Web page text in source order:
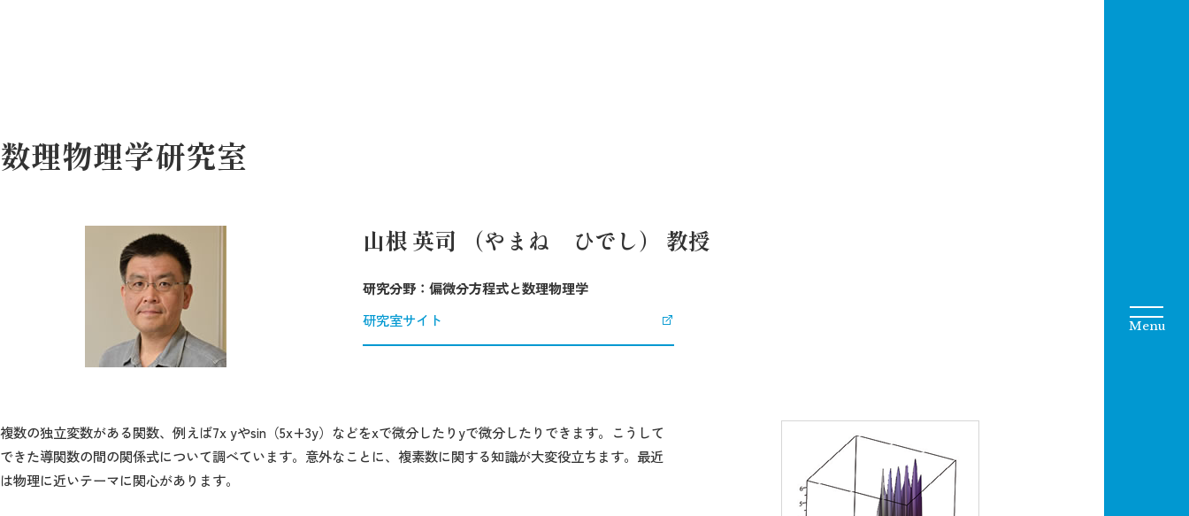
数理物理学研究室
山根 英司 （やまね ひでし） 教授
研究分野：偏微分方程式と数理物理学
研究室サイト
複数の独立変数がある関数、例えば7x yやsin（5x+3y）などをxで微分したりyで微分したりできます。こうして
できた導関数の間の関係式について調べています。意外なことに、複素数に関する知識が大変役立ちます。最近
は物理に近いテーマに関心があります。